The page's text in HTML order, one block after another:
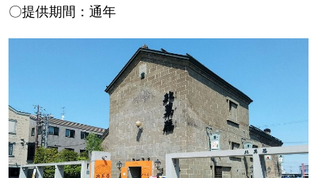
〇提供期間：通年